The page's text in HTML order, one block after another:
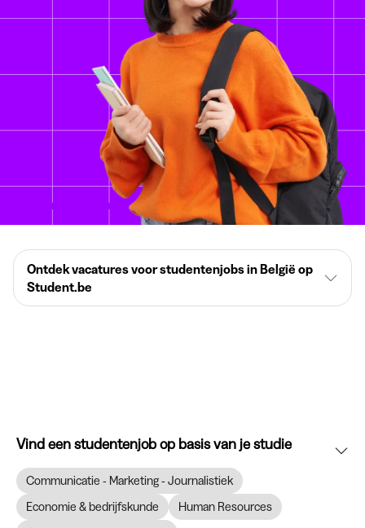
Ontdek vacatures voor studentenjobs in België op
Student.be
Vind een studentenjob op basis van je studie
Communicatie - Marketing - Journalistiek
Economie & bedrijfskunde
Human Resources